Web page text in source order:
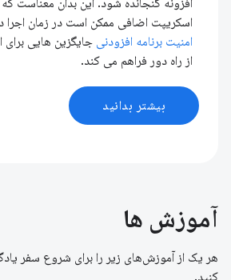
اسکریپت اضافی ممکن است در زمان اجرا
امنیت برنامه افزودنی جایگزین هایی برای
از راه دور فراهم می کند.
بیشتر بدانید
آموزش ها
هر یک از آموزش‌های زیر را برای شروع سفر
کنید.